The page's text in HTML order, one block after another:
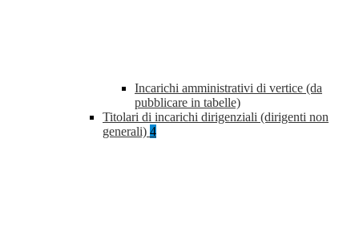
Incarichi amministrativi di vertice (da
pubblicare in tabelle)
Titolari di incarichi dirigenziali (dirigenti non
generali) 4